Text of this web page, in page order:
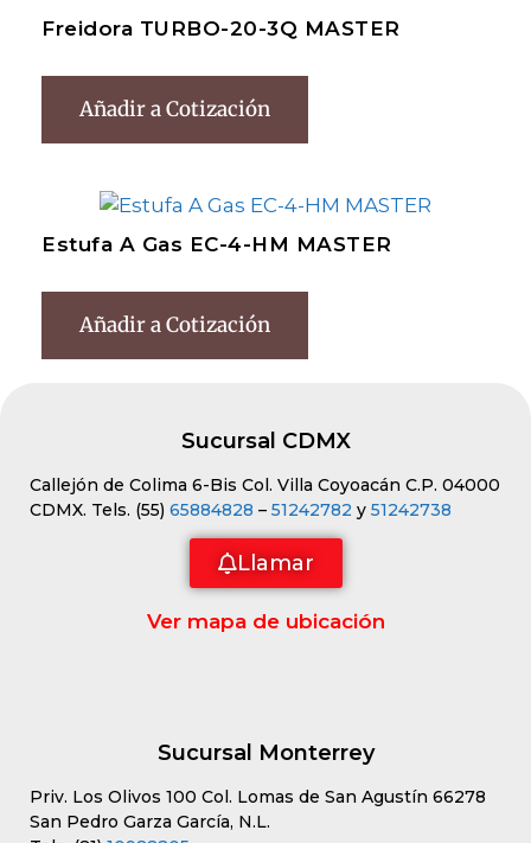
Freidora TURBO-20-3Q MASTER
Añadir a Cotización
Estufa A Gas EC-4-HM MASTER
Añadir a Cotización
Sucursal CDMX
Callejón de Colima 6-Bis Col. Villa Coyoacán C.P. 04000
CDMX. Tels. (55) 65884828 – 51242782 y 51242738
Llamar
Ver mapa de ubicación
Sucursal Monterrey
Priv. Los Olivos 100 Col. Lomas de San Agustín 66278
San Pedro Garza García, N.L.